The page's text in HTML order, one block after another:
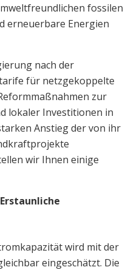
fossilen
erneuerbare Energien
nach der
für netzgekoppelte
zur
lokaler Investitionen in
Anstieg der von ihr
wir Ihnen einige
wird mit der
eingeschätzt. Die